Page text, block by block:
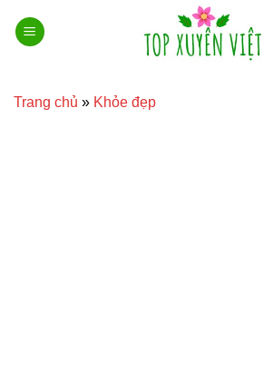
qua
Trang chủ » Khỏe đẹp